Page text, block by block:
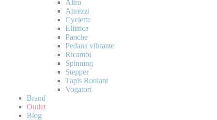
Altro
Attrezzi
Cyclette
Ellittica
Panche
Pedana vibrante
Ricambi
Spinning
Stepper
Tapis Roulant
Vogatori
Brand
Outlet
Blog